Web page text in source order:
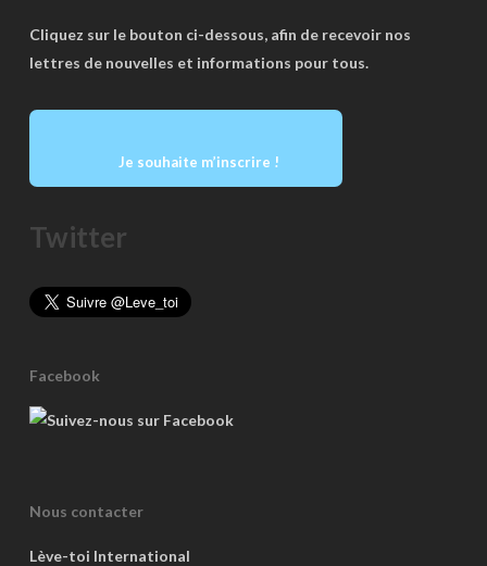
Cliquez sur le bouton ci-dessous, afin de recevoir nos
lettres de nouvelles et informations pour tous.
Je souhaite m’inscrire !
Twitter
Facebook
Nous contacter
Lève-toi International